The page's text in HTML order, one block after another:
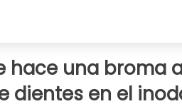
hace una broma
dientes en el